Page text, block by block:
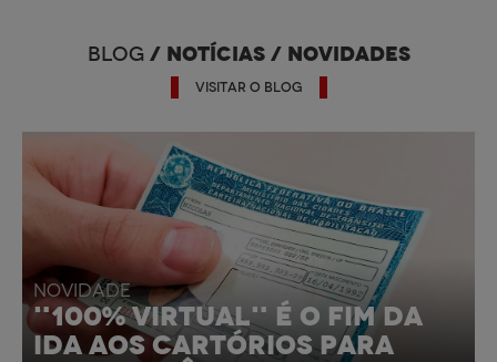
BLOG / NOTÍCIAS / NOVIDADES
VISITAR O BLOG
NOVIDADE
NOVO RANGE ROVER 2022
CHEGA MAIS SOFISTICADO E